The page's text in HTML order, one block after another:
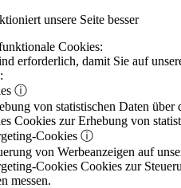
unsere Seite besser
Cookies:
erforderlich, damit Sie auf
ⓘ
von statistischen Daten
Cookies zur Erhebung von
Cookies ⓘ
von Werbeanzeigen auf
Cookies Cookies zur
messen.